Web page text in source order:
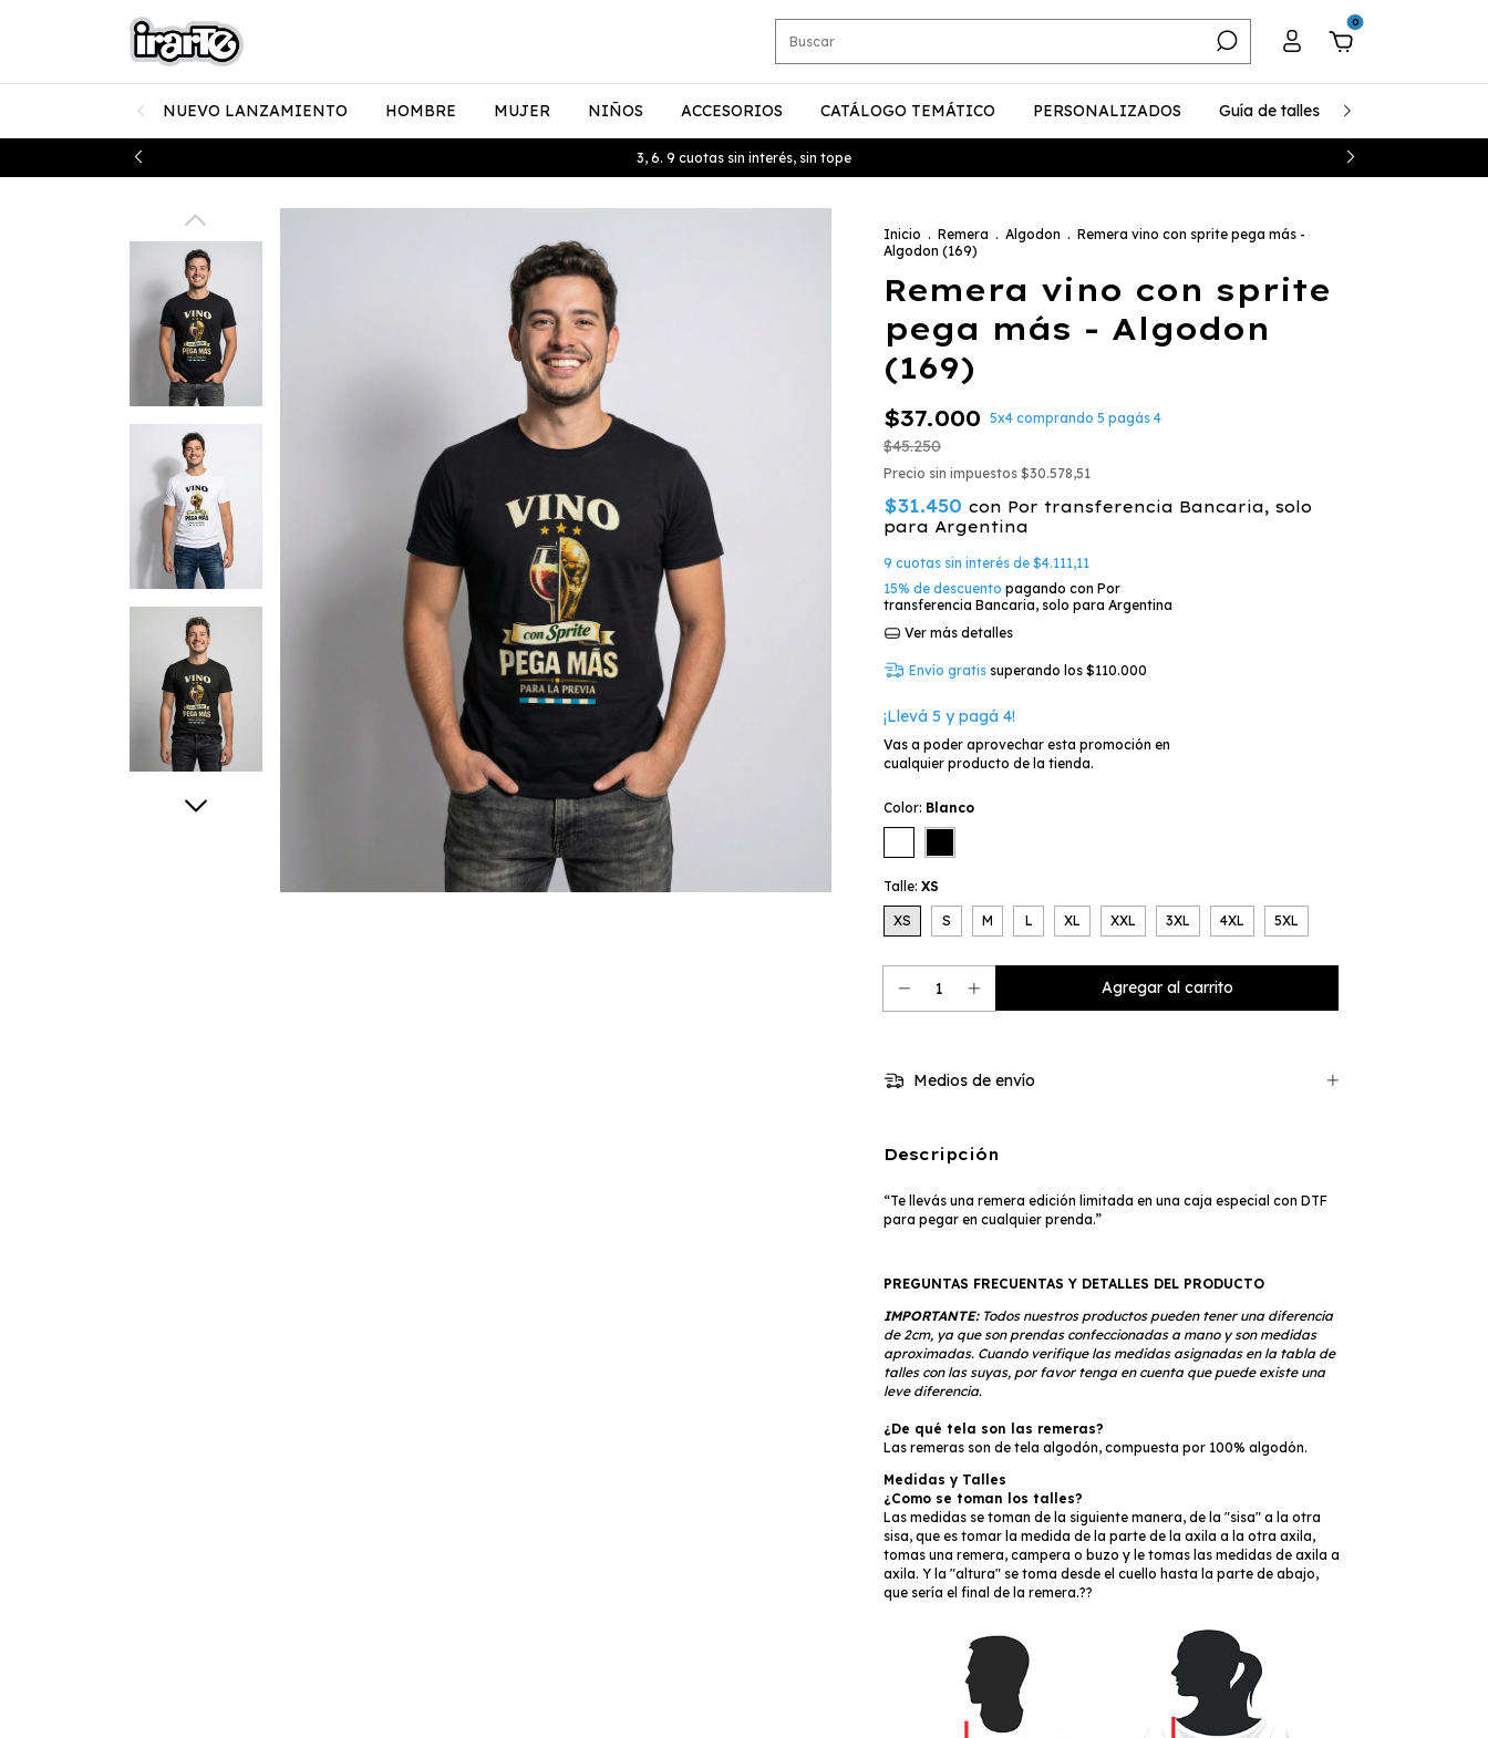
0
NUEVO LANZAMIENTO HOMBRE MUJER NIÑOS ACCESORIOS CATÁLOGO TEMÁTICO PERSONALIZADOS Guía de talles
3, 6. 9 cuotas sin interés, sin tope
Inicio . Remera . Algodon . Remera vino con sprite pega más -
Algodon (169)
Remera vino con sprite
pega más - Algodon
(169)
$37.000 5x4 comprando 5 pagás 4
$45.250
Precio sin impuestos $30.578,51
$31.450 con Por transferencia Bancaria, solo
para Argentina
9 cuotas sin interés de $4.111,11
15% de descuento pagando con Por
transferencia Bancaria, solo para Argentina
Ver más detalles
Envío gratis superando los $110.000
¡Llevá 5 y pagá 4!
Vas a poder aprovechar esta promoción en
cualquier producto de la tienda.
Color: Blanco
Talle: XS
XS S M L XL XXL 3XL 4XL 5XL
Medios de envío
Descripción
“Te llevás una remera edición limitada en una caja especial con DTF
para pegar en cualquier prenda.”
PREGUNTAS FRECUENTAS Y DETALLES DEL PRODUCTO
IMPORTANTE:Todos nuestros productos pueden tener una diferencia
de 2cm, ya que son prendas confeccionadas a mano y son medidas
aproximadas. Cuando verifique las medidas asignadas en la tabla de
talles con las suyas, por favor tenga en cuenta que puede existe una
leve diferencia.
¿De qué tela son las remeras?
Las remeras son de tela algodón, compuesta por 100% algodón.
Medidas y Talles
¿Como se toman los talles?
Las medidas se toman de la siguiente manera, de la "sisa" a la otra
sisa, que es tomar la medida de la parte de la axila a la otra axila,
tomas una remera, campera o buzo y le tomas las medidas de axila a
axila. Y la "altura" se toma desde el cuello hasta la parte de abajo,
que sería el final de la remera.??